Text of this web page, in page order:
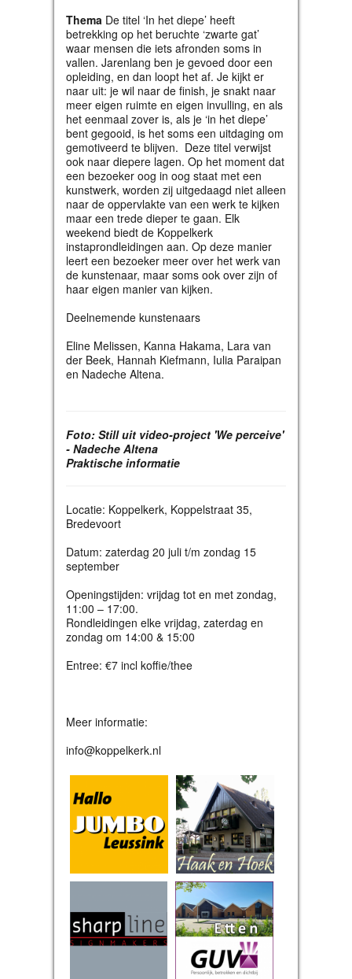
Thema De titel ‘In het diepe’ heeft
betrekking op het beruchte ‘zwarte gat’
waar mensen die iets afronden soms in
vallen. Jarenlang ben je gevoed door een
opleiding, en dan loopt het af. Je kijkt er
naar uit: je wil naar de finish, je snakt naar
meer eigen ruimte en eigen invulling, en als
het eenmaal zover is, als je ‘in het diepe’
bent gegooid, is het soms een uitdaging om
gemotiveerd te blijven. Deze titel verwijst
ook naar diepere lagen. Op het moment dat
een bezoeker oog in oog staat met een
kunstwerk, worden zij uitgedaagd niet alleen
naar de oppervlakte van een werk te kijken
maar een trede dieper te gaan. Elk
weekend biedt de Koppelkerk
instaprondleidingen aan. Op deze manier
leert een bezoeker meer over het werk van
de kunstenaar, maar soms ook over zijn of
haar eigen manier van kijken.
Deelnemende kunstenaars
Eline Melissen, Kanna Hakama, Lara van
der Beek, Hannah Kiefmann, Iulia Paraipan
en Nadeche Altena.
Foto: Still uit video-project 'We perceive'
- Nadeche Altena
Praktische informatie
Locatie: Koppelkerk, Koppelstraat 35,
Bredevoort
Datum: zaterdag 20 juli t/m zondag 15
september
Openingstijden: vrijdag tot en met zondag,
11:00 – 17:00.
Rondleidingen elke vrijdag, zaterdag en
zondag om 14:00 & 15:00
Entree: €7 incl koffie/thee
Meer informatie:
info@koppelkerk.nl